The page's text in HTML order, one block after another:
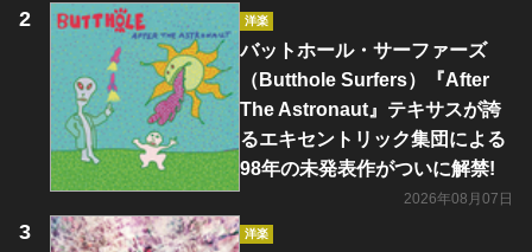
洋楽
バットホール・サーファーズ
（Butthole Surfers）『After
The Astronaut』テキサスが誇
るエキセントリック集団による
98年の未発表作がついに解禁!
2026年08月07日
洋楽